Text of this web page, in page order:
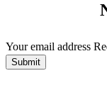
Your email address